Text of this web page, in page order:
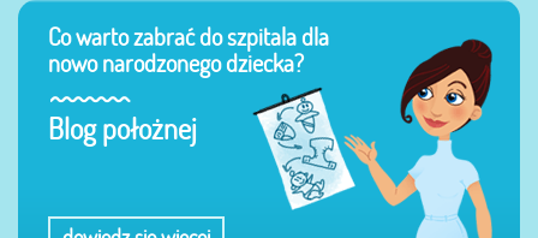
Co warto zabrać do szpitala dla
nowo narodzonego dziecka?
Blog położnej